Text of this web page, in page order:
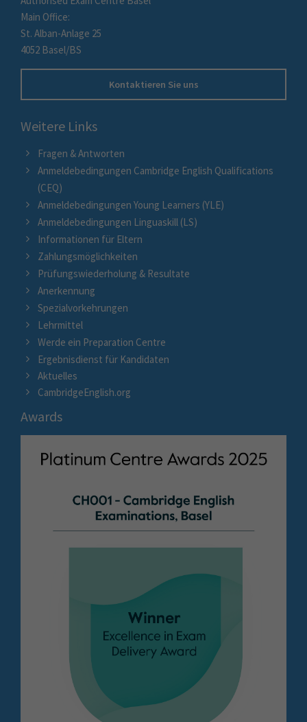
Main Office:
St. Alban-Anlage 25
4052 Basel/BS
Kontaktieren Sie uns
Weitere Links
Fragen & Antworten
Anmeldebedingungen Cambridge English Qualifications
(CEQ)
Anmeldebedingungen Young Learners (YLE)
Anmeldebedingungen Linguaskill (LS)
Informationen für Eltern
Zahlungsmöglichkeiten
Prüfungswiederholung & Resultate
Anerkennung
Spezialvorkehrungen
Lehrmittel
Werde ein Preparation Centre
Ergebnisdienst für Kandidaten
Aktuelles
CambridgeEnglish.org
Awards